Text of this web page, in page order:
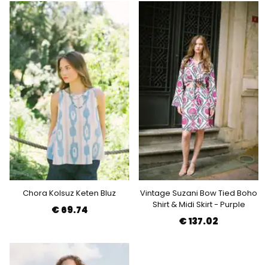
Chora Kolsuz Keten Bluz
€ 69.74
Vintage Suzani Bow Tied Boho
Shirt & Midi Skirt - Purple
€ 137.02